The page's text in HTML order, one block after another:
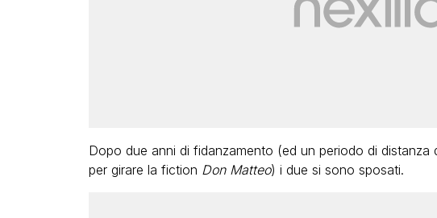
Dopo due anni di fidanzamento (ed un periodo di
per girare la fiction Don Matteo) i due si sono sposati.